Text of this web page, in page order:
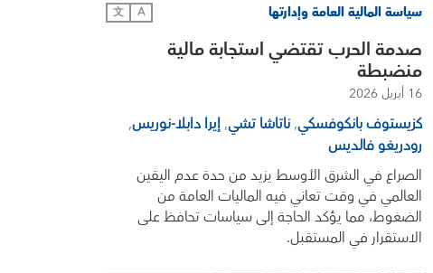
سياسة المالية العامة وإدارتها A
文
صدمة الحرب تقتضي استجابة مالية
منضبطة
16 أبريل 2026
كزيستوف بانكوفسكي,ناتاشا تشي,إيرا دابلا-نوريس,
رودريغو فالديس
الصراع في الشرق الأوسط يزيد من حدة عدم اليقين
العالمي في وقت تعاني فيه الماليات العامة من
الضغوط، مما يؤكد الحاجة إلى سياسات تحافظ على
الاستقرار في المستقبل.